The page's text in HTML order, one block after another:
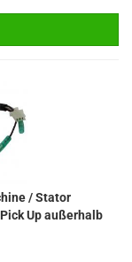
/ Stator
Up außerhalb